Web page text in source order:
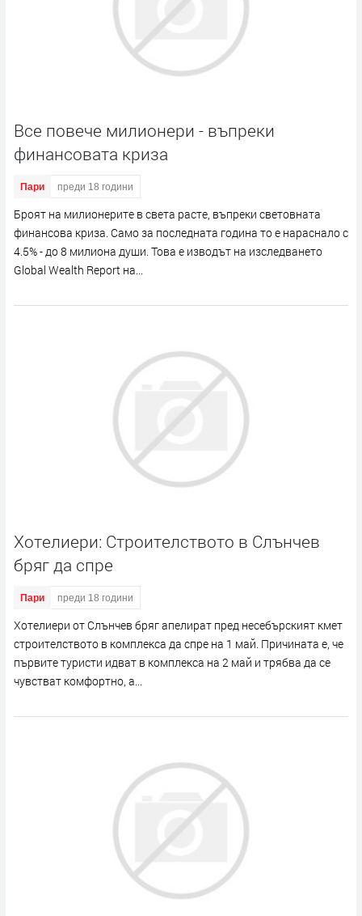
Все повече милионери - въпреки
финансовата криза
Пари преди 18 години
Броят на милионерите в света расте, въпреки световната
финансова криза. Само за последната година то е нараснало с
4.5% - до 8 милиона души. Това е изводът на изследването
Global Wealth Report на...
Хотелиери: Строителството в Слънчев
бряг да спре
Пари преди 18 години
Хотелиери от Слънчев бряг апелират пред несебърският кмет
строителството в комплекса да спре на 1 май. Причината е, че
първите туристи идват в комплекса на 2 май и трябва да се
чувстват комфортно, а...